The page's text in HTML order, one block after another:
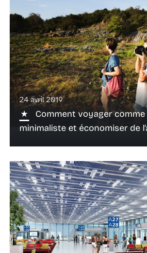
24 avril 2019
Comment voyager comme
minimaliste et économiser de